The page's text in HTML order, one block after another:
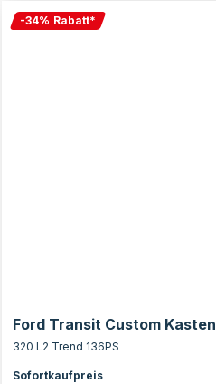
-34% Rabatt*
Ford Transit Custom Kasten
320 L2 Trend 136PS
Sofortkaufpreis